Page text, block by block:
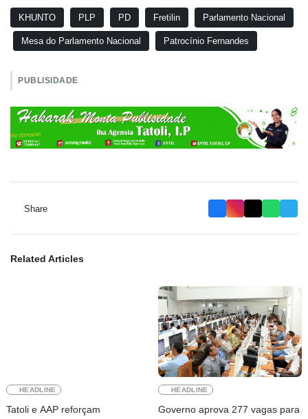
KHUNTO PLP PD Fretilin Parlamento Nacional
Mesa do Parlamento Nacional Patrocínio Fernandes
PUBLISIDADE
Share
Related Articles
HEADLINE
Tatoli e AAP reforçam
HEADLINE
Governo aprova 277 vagas para